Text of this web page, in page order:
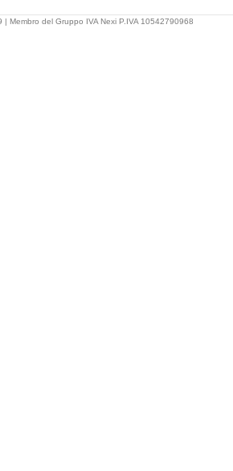
Membro del Gruppo IVA Nexi P.IVA 10542790968